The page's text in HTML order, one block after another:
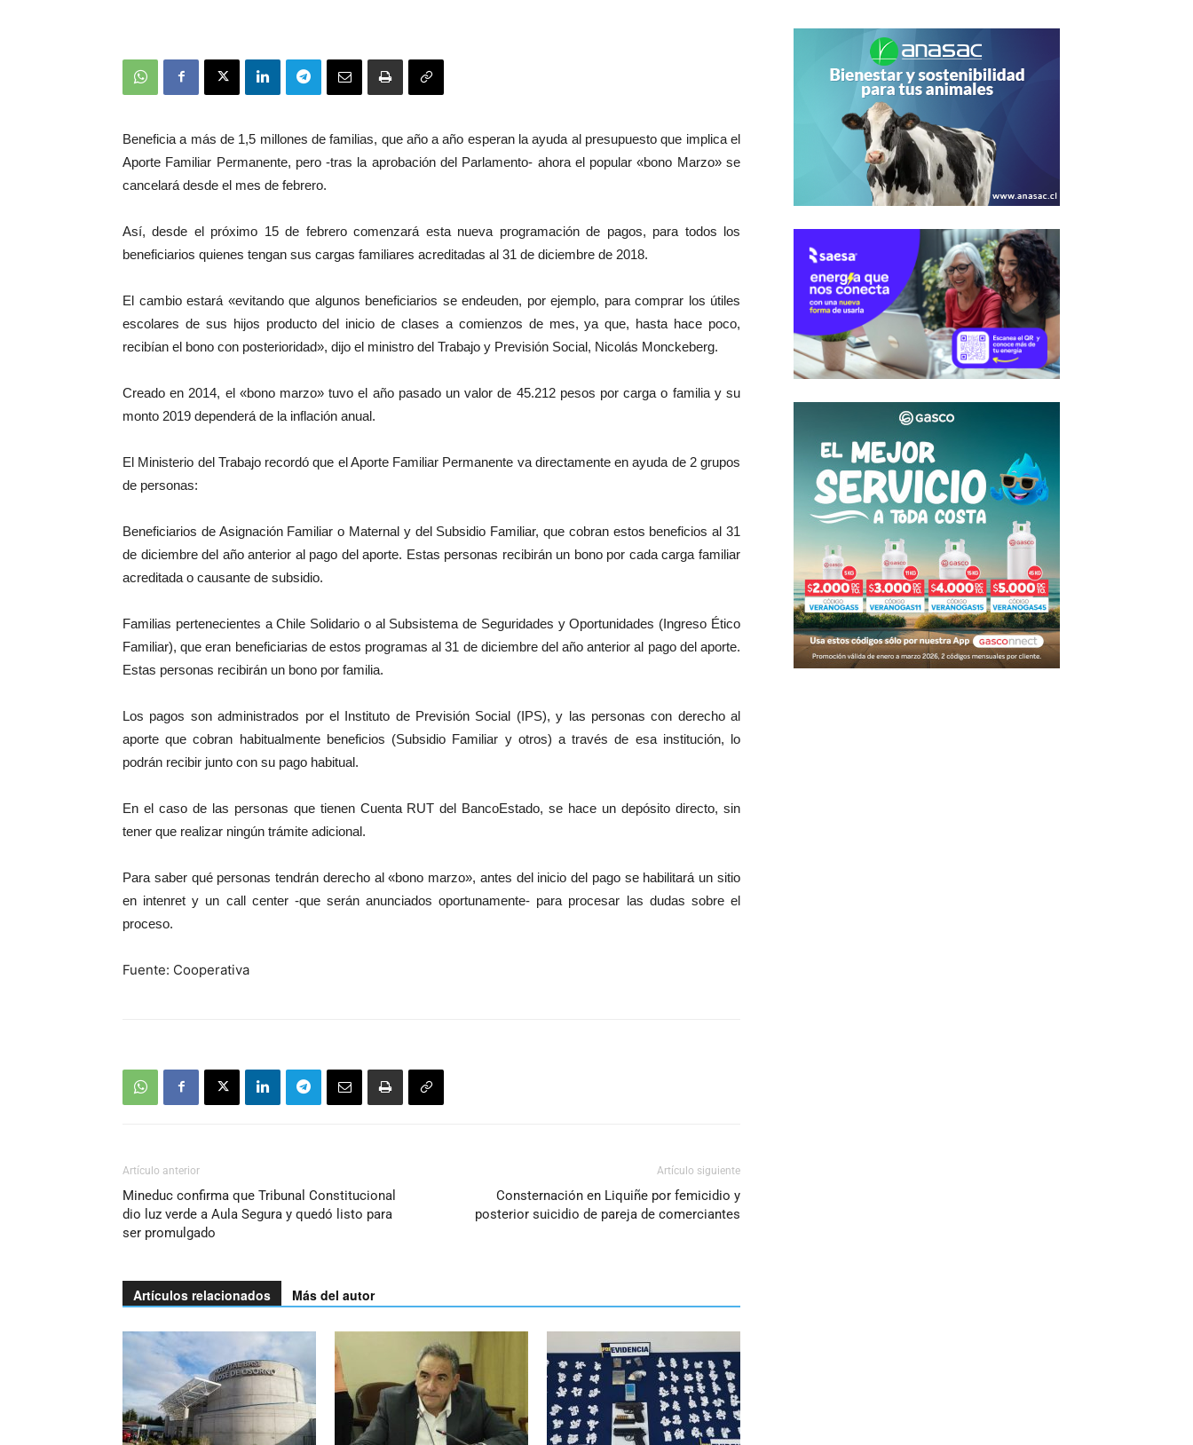
Beneficia a más de 1,5 millones de familias, que año a año esperan la ayuda al presupuesto que implica el
Aporte Familiar Permanente, pero -tras la aprobación del Parlamento- ahora el popular «bono Marzo» se
cancelará desde el mes de febrero.
Así, desde el próximo 15 de febrero comenzará esta nueva programación de pagos, para todos los
beneficiarios quienes tengan sus cargas familiares acreditadas al 31 de diciembre de 2018.
El cambio estará «evitando que algunos beneficiarios se endeuden, por ejemplo, para comprar los útiles
escolares de sus hijos producto del inicio de clases a comienzos de mes, ya que, hasta hace poco,
recibían el bono con posterioridad», dijo el ministro del Trabajo y Previsión Social, Nicolás Monckeberg.
Creado en 2014, el «bono marzo» tuvo el año pasado un valor de 45.212 pesos por carga o familia y su
monto 2019 dependerá de la inflación anual.
El Ministerio del Trabajo recordó que el Aporte Familiar Permanente va directamente en ayuda de 2 grupos
de personas:
Beneficiarios de Asignación Familiar o Maternal y del Subsidio Familiar, que cobran estos beneficios al 31
de diciembre del año anterior al pago del aporte. Estas personas recibirán un bono por cada carga familiar
acreditada o causante de subsidio.
Familias pertenecientes a Chile Solidario o al Subsistema de Seguridades y Oportunidades (Ingreso Ético
Familiar), que eran beneficiarias de estos programas al 31 de diciembre del año anterior al pago del aporte.
Estas personas recibirán un bono por familia.
Los pagos son administrados por el Instituto de Previsión Social (IPS), y las personas con derecho al
aporte que cobran habitualmente beneficios (Subsidio Familiar y otros) a través de esa institución, lo
podrán recibir junto con su pago habitual.
En el caso de las personas que tienen Cuenta RUT del BancoEstado, se hace un depósito directo, sin
tener que realizar ningún trámite adicional.
Para saber qué personas tendrán derecho al «bono marzo», antes del inicio del pago se habilitará un sitio
en intenret y un call center -que serán anunciados oportunamente- para procesar las dudas sobre el
proceso.
Fuente: Cooperativa
Artículo anterior
Mineduc confirma que Tribunal Constitucional
dio luz verde a Aula Segura y quedó listo para
ser promulgado
Artículo siguiente
Consternación en Liquiñe por femicidio y
posterior suicidio de pareja de comerciantes
Artículos relacionados Más del autor